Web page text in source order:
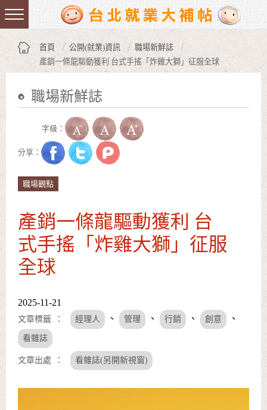
跳到主要內容區塊
:::
首頁 公開(就業)資訊
職場新鮮誌
產銷一條龍驅動獲利 台式手搖「炸雞大獅」征服全球
職場新鮮誌
字級：
分享：
職場觀點
產銷一條龍驅動獲利 台
式手搖「炸雞大獅」征服
全球
2025-11-21
文章標籤 經理人 、 管理 、 行銷 、 創意 、
看雜誌
文章出處 看雜誌(另開新視窗)